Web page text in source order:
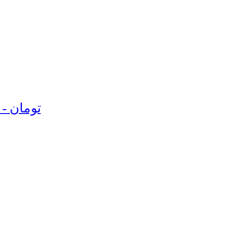
500,000 تومان -